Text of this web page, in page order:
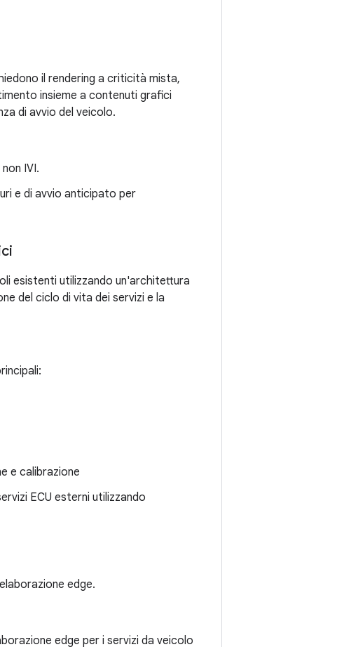
il rendering a criticità mista,
insieme a contenuti grafici
di avvio del veicolo.
IVI.
e di avvio anticipato per
esistenti utilizzando un'architettura
del ciclo di vita dei servizi e la
e calibrazione
ECU esterni utilizzando
edge.
edge per i servizi da veicolo